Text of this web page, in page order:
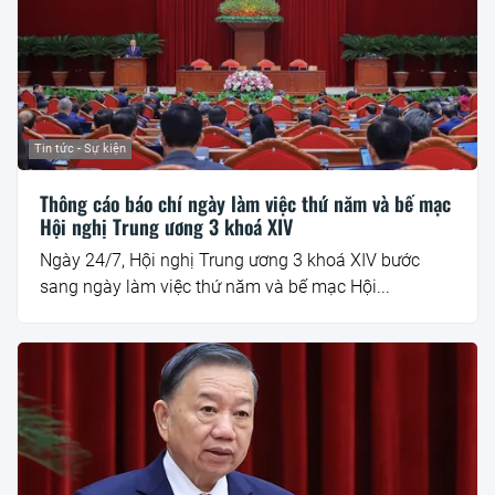
Tin tức - Sự kiện
Thông cáo báo chí ngày làm việc thứ năm và bế mạc
Hội nghị Trung ương 3 khoá XIV
Ngày 24/7, Hội nghị Trung ương 3 khoá XIV bước
sang ngày làm việc thứ năm và bế mạc Hội...